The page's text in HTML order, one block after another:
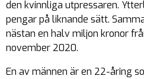
den kvinnliga utpressaren.
pengar på liknande sätt.
nästan en halv miljon kronor
november 2020.
En av männen är en 22-åring